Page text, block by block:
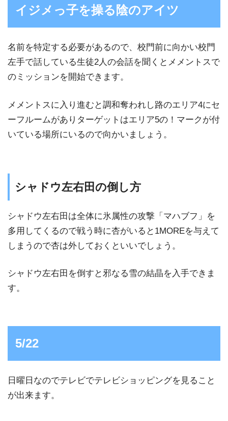
イジメっ子を操る陰のアイツ
名前を特定する必要があるので、校門前に向かい校門
左手で話している生徒2人の会話を聞くとメメントスで
のミッションを開始できます。
メメントスに入り進むと調和奪われし路のエリア4にセ
ーフルームがありターゲットはエリア5の！マークが付
いている場所にいるので向かいましょう。
シャドウ左右田の倒し方
シャドウ左右田は全体に氷属性の攻撃「マハブフ」を
多用してくるので戦う時に杏がいると1MOREを与えて
しまうので杏は外しておくといいでしょう。
シャドウ左右田を倒すと邪なる雪の結晶を入手できま
す。
5/22
日曜日なのでテレビでテレビショッピングを見ること
が出来ます。